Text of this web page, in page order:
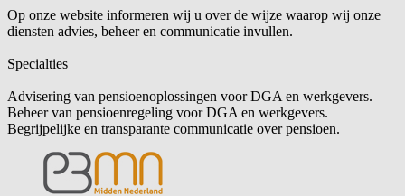
Op onze website informeren wij u over de wijze waarop wij onze
diensten advies, beheer en communicatie invullen.
Specialties
Advisering van pensioenoplossingen voor DGA en werkgevers.
Beheer van pensioenregeling voor DGA en werkgevers.
Begrijpelijke en transparante communicatie over pensioen.